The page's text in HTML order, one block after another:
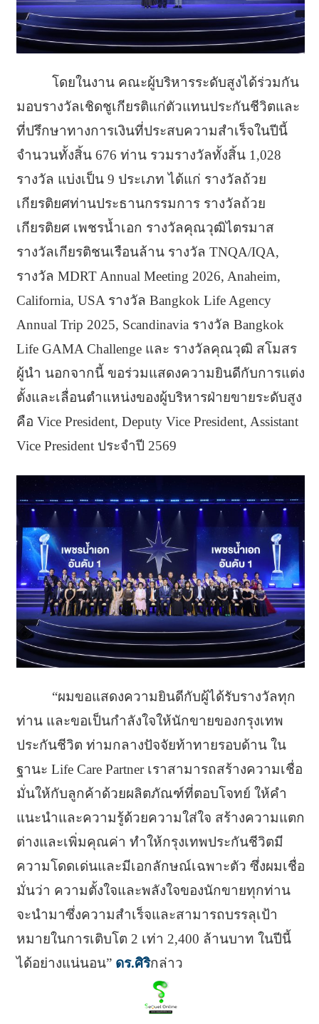
โดยในงาน คณะผู้บริหารระดับสูงได้ร่วมกัน
มอบรางวัลเชิดชูเกียรติแก่ตัวแทนประกันชีวิตและ
ที่ปรึกษาทางการเงินที่ประสบความสำเร็จในปีนี้
จำนวนทั้งสิ้น 676 ท่าน รวมรางวัลทั้งสิ้น 1,028
รางวัล แบ่งเป็น 9 ประเภท ได้แก่ รางวัลถ้วย
เกียรติยศท่านประธานกรรมการ รางวัลถ้วย
เกียรติยศ เพชรน้ำเอก รางวัลคุณวุฒิไตรมาส
รางวัลเกียรติชนเรือนล้าน รางวัล TNQA/IQA,
รางวัล MDRT Annual Meeting 2026, Anaheim,
California, USA รางวัล Bangkok Life Agency
Annual Trip 2025, Scandinavia รางวัล Bangkok
Life GAMA Challenge และ รางวัลคุณวุฒิ สโมสร
ผู้นำ นอกจากนี้ ขอร่วมแสดงความยินดีกับการแต่ง
ตั้งและเลื่อนตำแหน่งของผู้บริหารฝ่ายขายระดับสูง
คือ Vice President, Deputy Vice President, Assistant
Vice President ประจำปี 2569
“ผมขอแสดงความยินดีกับผู้ได้รับรางวัลทุก
ท่าน และขอเป็นกำลังใจให้นักขายของกรุงเทพ
ประกันชีวิต ท่ามกลางปัจจัยท้าทายรอบด้าน ใน
ฐานะ Life Care Partner เราสามารถสร้างความเชื่อ
มั่นให้กับลูกค้าด้วยผลิตภัณฑ์ที่ตอบโจทย์ ให้คำ
แนะนำและความรู้ด้วยความใส่ใจ สร้างความแตก
ต่างและเพิ่มคุณค่า ทำให้กรุงเทพประกันชีวิตมี
ความโดดเด่นและมีเอกลักษณ์เฉพาะตัว ซึ่งผมเชื่อ
มั่นว่า ความตั้งใจและพลังใจของนักขายทุกท่าน
จะนำมาซึ่งความสำเร็จและสามารถบรรลุเป้า
หมายในการเติบโต 2 เท่า 2,400 ล้านบาท ในปีนี้
ได้อย่างแน่นอน” ดร.ศิริกล่าว